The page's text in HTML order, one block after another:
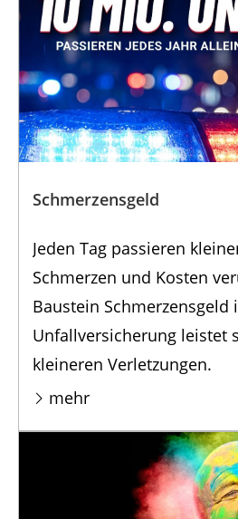
Schmerzensgeld
Jeden Tag passieren
Schmerzen und Kosten
Baustein Schmerzensgeld
Unfallversicherung leistet
kleineren Verletzungen.
mehr